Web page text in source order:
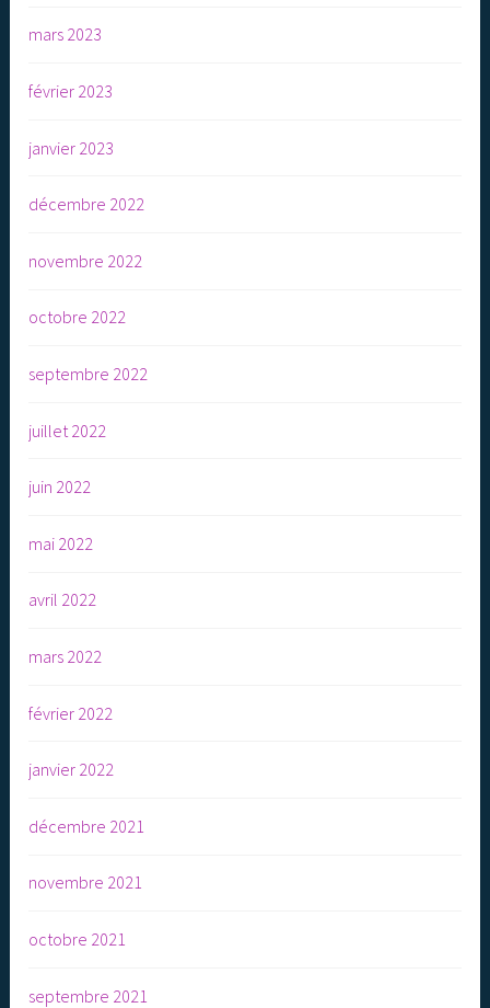
mars 2023
février 2023
janvier 2023
décembre 2022
novembre 2022
octobre 2022
septembre 2022
juillet 2022
juin 2022
mai 2022
avril 2022
mars 2022
février 2022
janvier 2022
décembre 2021
novembre 2021
octobre 2021
septembre 2021